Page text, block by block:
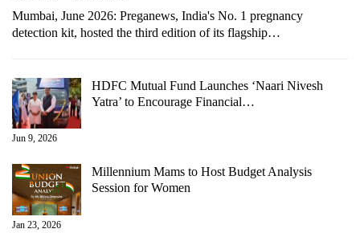
Mumbai, June 2026: Preganews, India's No. 1 pregnancy
detection kit, hosted the third edition of its flagship…
HDFC Mutual Fund Launches ‘Naari Nivesh
Yatra’ to Encourage Financial…
Jun 9, 2026
Millennium Mams to Host Budget Analysis
Session for Women
Jan 23, 2026